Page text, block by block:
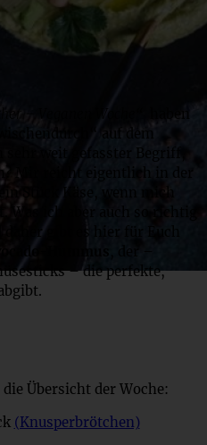
– Veganen Woche“
auf dem
weit gefasster Begriff,
Mir reicht eigentlich in der
Stück Käse, wenn mich
Was ich aber auch so richtig
gibt es hier für Euch
Hummus
– die perfekte,
Übersicht der Woche:
(Knusperbrötchen)